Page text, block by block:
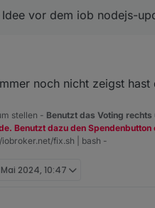
wieder.vor dem iob nodejs-
noch nicht zeigst hast
stellen - Benutzt das Voting
Benutzt dazu den Spendenbutton
fix.sh | bash -
Mai 2024, 10:47